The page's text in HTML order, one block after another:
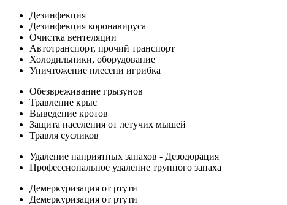
Дезинфекция
Дезинфекция коронавируса
Очистка вентеляции
Автотранспорт, прочий транспорт
Холодильники, оборудование
Уничтожение плесени игрибка
Обезвреживание грызунов
Травление крыс
Выведение кротов
Защита населения от летучих мышей
Травля сусликов
Удаление наприятных запахов - Дезодорация
Профессиональное удаление трупного запаха
Демеркуризация от ртути
Демеркуризация от ртути